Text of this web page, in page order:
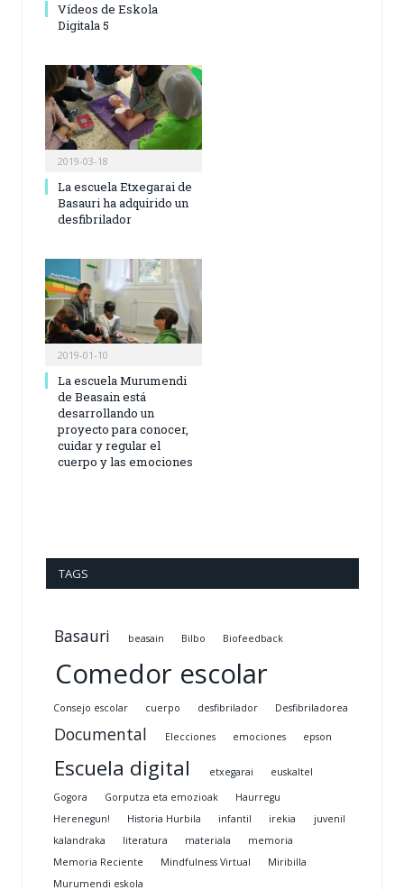
Vídeos de Eskola
Digitala 5
2019-03-18
La escuela Etxegarai de
Basauri ha adquirido un
desfibrilador
2019-01-10
La escuela Murumendi
de Beasain está
desarrollando un
proyecto para conocer,
cuidar y regular el
cuerpo y las emociones
TAGS
Basauri beasain Bilbo Biofeedback
Comedor escolar
Consejo escolar cuerpo desfibrilador Desfibriladorea
Documental Elecciones emociones epson
Escuela digital etxegarai
euskaltel
Gogora
Gorputza eta emozioak
Haurregu
Herenegun!
Historia Hurbila infantil irekia
juvenil
kalandraka
literatura materiala
memoria
Memoria Reciente
Mindfulness Virtual
Miribilla
Murumendi eskola